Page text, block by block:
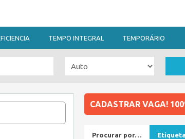
TEMPO INTEGRAL TEMPORÁRIO
CADASTRAR VAGA!
Procurar por…